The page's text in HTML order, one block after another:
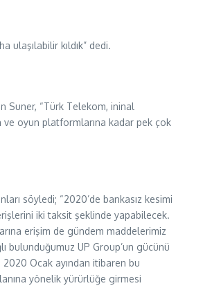
ulaşılabilir kıldık” dedi.
Suner, “Türk Telekom, ininal
oyun platformlarına kadar pek çok
söyledi; “2020’de bankasız kesimi
iki taksit şeklinde yapabilecek.
erişim de gündem maddelerimiz
bulunduğumuz UP Group’un gücünü
Ocak ayından itibaren bu
yönelik yürürlüğe girmesi